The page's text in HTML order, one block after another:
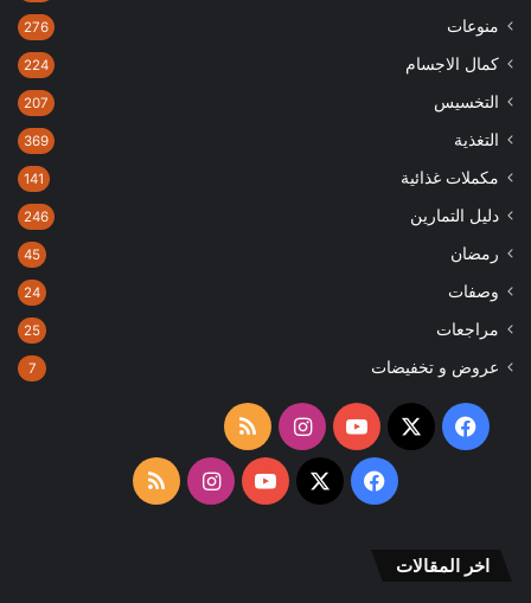
منوعات 276
كمال الاجسام 224
التخسيس 207
التغذية 369
مكملات غذائية 141
دليل التمارين 246
رمضان 45
وصفات 24
مراجعات 25
عروض و تخفيضات 7
فيسبوك
‫X
‫YouTubeانستقرامملخص
الموقع
فيسبوك
‫X
‫YouTubeانستقرامملخص
اخر المقالات